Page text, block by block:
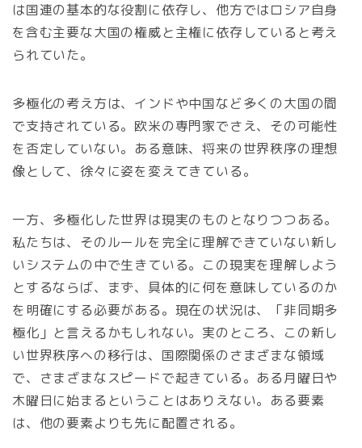
は国連の基本的な役割に依存し、他方ではロシア自身
を含む主要な大国の権威と主権に依存していると考え
られていた。
多極化の考え方は、インドや中国など多くの大国の間
で支持されている。欧米の専門家でさえ、その可能性
を否定していない。ある意味、将来の世界秩序の理想
像として、徐々に姿を変えてきている。
一方、多極化した世界は現実のものとなりつつある。
私たちは、そのルールを完全に理解できていない新し
いシステムの中で生きている。この現実を理解しよう
とするならば、まず、具体的に何を意味しているのか
を明確にする必要がある。現在の状況は、「非同期多
極化」と言えるかもしれない。実のところ、この新し
い世界秩序への移行は、国際関係のさまざまな領域
で、さまざまなスピードで起きている。ある月曜日や
木曜日に始まるということはありえない。ある要素
は、他の要素よりも先に配置される。